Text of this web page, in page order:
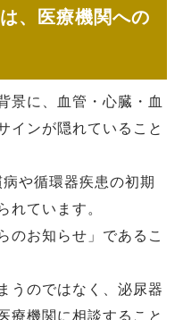
、医療機関への
景に、血管・心臓・血
インが隠れていること
や循環器疾患の初期
れています。
のお知らせ」であるこ
うのではなく、泌尿器
療機関に相談すること